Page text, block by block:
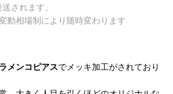
されます。
動相場制により随時変わります
メンコピアスでメッキ加工がされており